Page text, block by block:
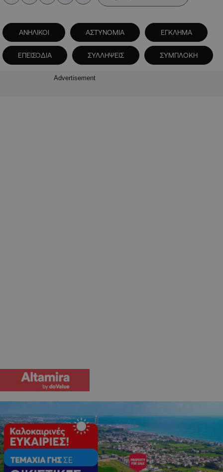
ΑΝΗΛΙΚΟΙ ΑΣΤΥΝΟΜΙΑ ΕΓΚΛΗΜΑ
ΕΠΕΙΣΟΔΙΑ ΣΥΛΛΗΨΕΙΣ ΣΥΜΠΛΟΚΗ
Advertisement